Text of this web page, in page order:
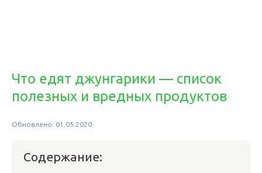
Что едят джунгарики — список
полезных и вредных продуктов
Обновлено: 01.05.2020
Содержание: